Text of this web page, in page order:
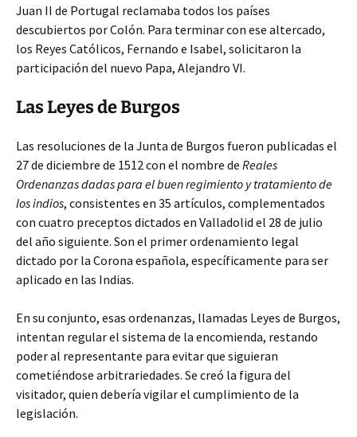
Juan II de Portugal reclamaba todos los países
descubiertos por Colón. Para terminar con ese altercado,
los Reyes Católicos, Fernando e Isabel, solicitaron la
participación del nuevo Papa, Alejandro VI.
Las Leyes de Burgos
Las resoluciones de la Junta de Burgos fueron publicadas el
27 de diciembre de 1512 con el nombre de Reales
Ordenanzas dadas para el buen regimiento y tratamiento de
los indios, consistentes en 35 artículos, complementados
con cuatro preceptos dictados en Valladolid el 28 de julio
del año siguiente. Son el primer ordenamiento legal
dictado por la Corona española, específicamente para ser
aplicado en las Indias.
En su conjunto, esas ordenanzas, llamadas Leyes de Burgos,
intentan regular el sistema de la encomienda, restando
poder al representante para evitar que siguieran
cometiéndose arbitrariedades. Se creó la figura del
visitador, quien debería vigilar el cumplimiento de la
legislación.